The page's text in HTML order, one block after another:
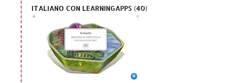
ITALIANO CON LEARNINGAPPS (40)